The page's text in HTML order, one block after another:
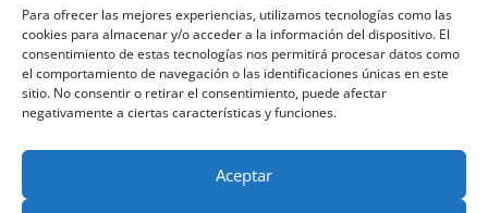
Para ofrecer las mejores experiencias, utilizamos tecnologías como las
cookies para almacenar y/o acceder a la información del dispositivo. El
consentimiento de estas tecnologías nos permitirá procesar datos como
el comportamiento de navegación o las identificaciones únicas en este
sitio. No consentir o retirar el consentimiento, puede afectar
negativamente a ciertas características y funciones.
Aceptar
Dirección:
Plaza de Gibaxa Nº 1
Utrera – 41710 (Sevilla)